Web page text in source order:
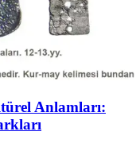
Anlamları: